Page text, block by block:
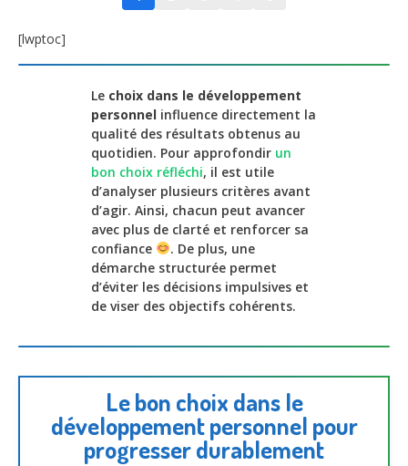
[lwptoc]
Le choix dans le développement
personnel influence directement la
qualité des résultats obtenus au
quotidien. Pour approfondir un
bon choix réfléchi, il est utile
d’analyser plusieurs critères avant
d’agir. Ainsi, chacun peut avancer
avec plus de clarté et renforcer sa
confiance
. De plus, une
démarche structurée permet
d’éviter les décisions impulsives et
de viser des objectifs cohérents.
Le bon choix dans le
développement personnel pour
progresser durablement